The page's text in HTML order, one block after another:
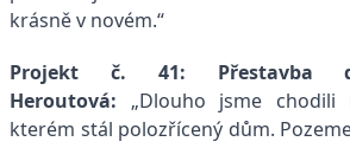
krásně v novém.“
Projekt č. 41: Přestavba
Heroutová:
„Dlouho jsme chodili
kterém stál polozřícený dům.